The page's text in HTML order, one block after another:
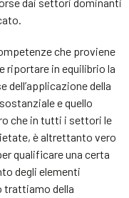
che proviene
riportare in equilibrio la
dell’applicazione della
e quello
che in tutti i settori le
è altrettanto vero
qualificare una certa
degli elementi
trattiamo della